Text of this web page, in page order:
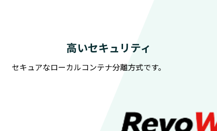
高いセキュリティ
セキュアなローカルコンテナ分離方式です。